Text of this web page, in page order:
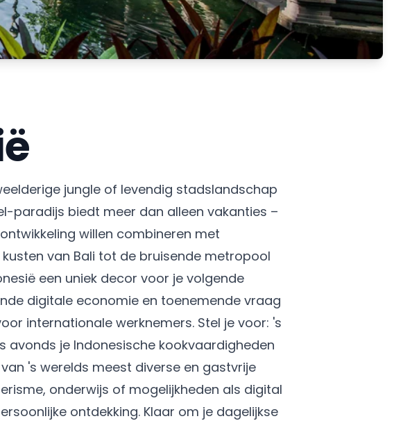
jungle of levendig stadslandschap
paradijs biedt meer dan alleen vakanties –
willen combineren met
van Bali tot de bruisende metropool
een uniek decor voor je volgende
digitale economie en toenemende vraag
internationale werknemers. Stel je voor: 's
avonds je Indonesische kookvaardigheden
's werelds meest diverse en gastvrije
onderwijs of mogelijkheden als digital
ontdekking. Klaar om je dagelijkse